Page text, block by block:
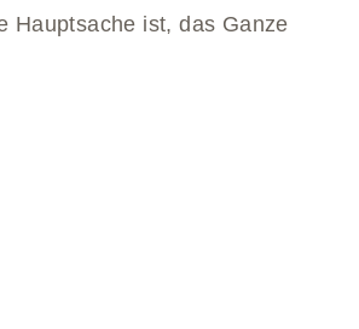
Hauptsache ist, das Ganze